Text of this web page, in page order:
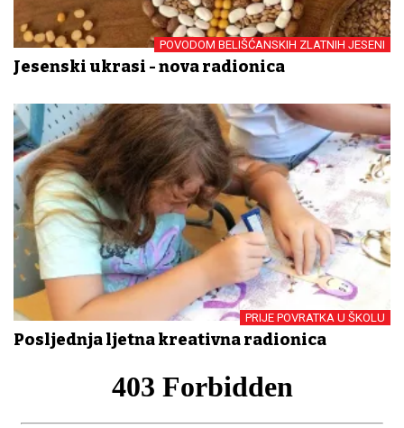
POVODOM BELIŠĆANSKIH ZLATNIH JESENI
Jesenski ukrasi - nova radionica
PRIJE POVRATKA U ŠKOLU
Posljednja ljetna kreativna radionica